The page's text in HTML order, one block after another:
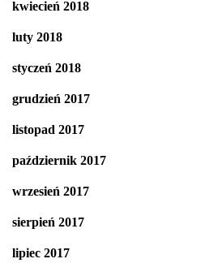
kwiecień 2018
luty 2018
styczeń 2018
grudzień 2017
listopad 2017
październik 2017
wrzesień 2017
sierpień 2017
lipiec 2017